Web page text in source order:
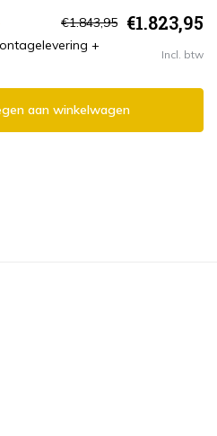
€1.843,95 €1.823,95
+
Incl. btw
aan winkelwagen